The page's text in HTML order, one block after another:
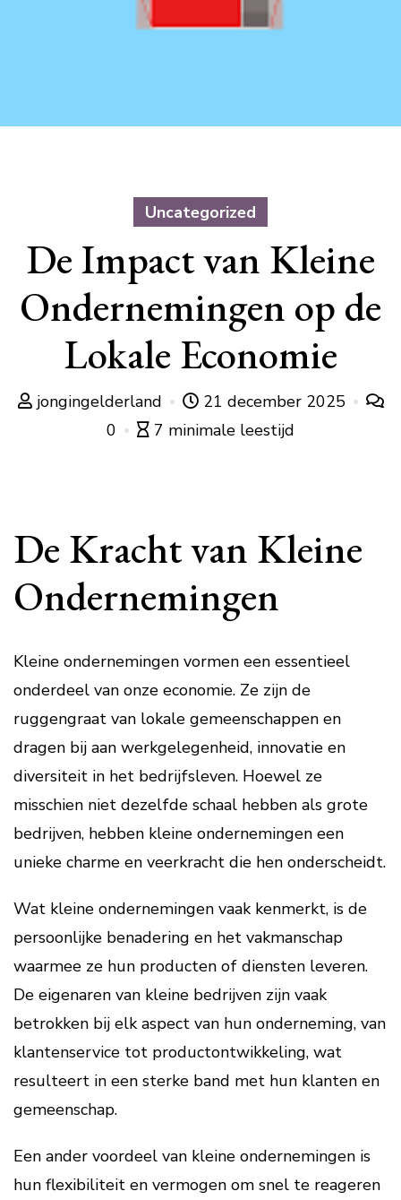
Uncategorized
De Impact van Kleine
Ondernemingen op de
Lokale Economie
jongingelderland
21 december 2025
0
7 minimale leestijd
De Kracht van Kleine
Ondernemingen
Kleine ondernemingen vormen een essentieel
onderdeel van onze economie. Ze zijn de
ruggengraat van lokale gemeenschappen en
dragen bij aan werkgelegenheid, innovatie en
diversiteit in het bedrijfsleven. Hoewel ze
misschien niet dezelfde schaal hebben als grote
bedrijven, hebben kleine ondernemingen een
unieke charme en veerkracht die hen onderscheidt.
Wat kleine ondernemingen vaak kenmerkt, is de
persoonlijke benadering en het vakmanschap
waarmee ze hun producten of diensten leveren.
De eigenaren van kleine bedrijven zijn vaak
betrokken bij elk aspect van hun onderneming, van
klantenservice tot productontwikkeling, wat
resulteert in een sterke band met hun klanten en
gemeenschap.
Een ander voordeel van kleine ondernemingen is
hun flexibiliteit en vermogen om snel te reageren